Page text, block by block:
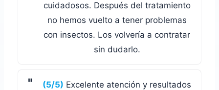
cuidadosos. Después del tratamiento
no hemos vuelto a tener problemas
con insectos. Los volvería a contratar
sin dudarlo.
(5/5) Excelente atención y resultados